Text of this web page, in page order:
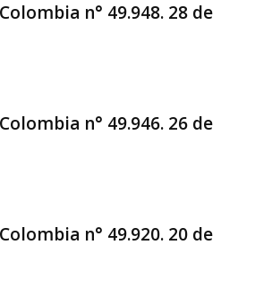
n° 49.948. 28 de
n° 49.946. 26 de
n° 49.920. 20 de